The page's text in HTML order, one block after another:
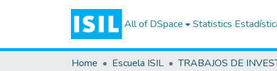
All of DSpace Statistics
Home Escuela ISIL